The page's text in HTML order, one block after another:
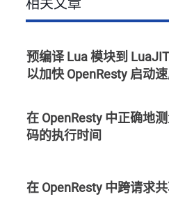
预编译 Lua 模块到
以加快 OpenResty 启动
在 OpenResty 中正确地
码的执行时间
在 OpenResty 中跨请求